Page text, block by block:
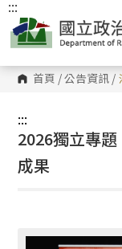
跳
到
主
要
內
容
區 首頁 /公告資訊 /
:::
:::
2026獨立專
成果